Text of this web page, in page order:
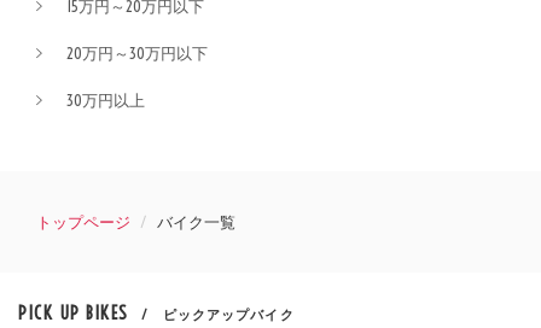
15万円～20万円以下
20万円～30万円以下
30万円以上
トップページ バイク一覧
PICK UP BIKES / ピックアップバイク